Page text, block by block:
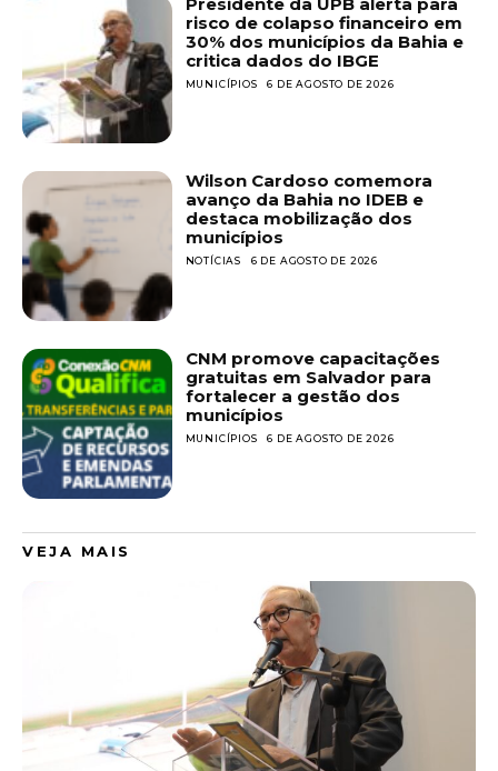
risco de colapso financeiro em
30% dos municípios da Bahia e
critica dados do IBGE
MUNICÍPIOS 6 DE AGOSTO DE 2026
Wilson Cardoso comemora
avanço da Bahia no IDEB e
destaca mobilização dos
municípios
NOTÍCIAS 6 DE AGOSTO DE 2026
CNM promove capacitações
gratuitas em Salvador para
fortalecer a gestão dos
municípios
MUNICÍPIOS 6 DE AGOSTO DE 2026
VEJA MAIS